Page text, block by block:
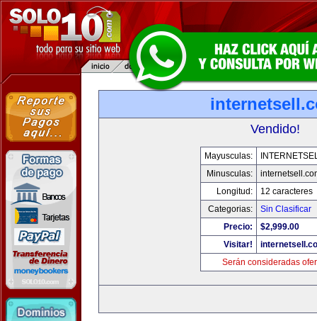
Vendido!
Mayusculas:
Minusculas:
Longitud:
12 caracteres
Categorias:
Sin Clasificar
Precio:
$2,999.00
Visitar!
Serán consideradas